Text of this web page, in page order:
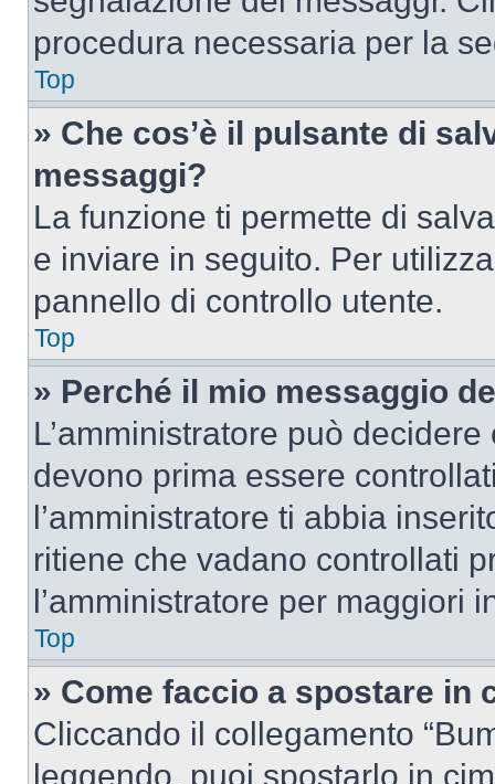
procedura necessaria per la
Top
» Che cos’è il pulsante di
messaggi?
La funzione ti permette di
e inviare in seguito. Per
pannello di controllo utente.
Top
» Perché il mio messaggio
L’amministratore può
devono prima essere
l’amministratore ti abbia
ritiene che vadano controllati
l’amministratore per maggiori
Top
» Come faccio a spostare in
Cliccando il collegamento
leggendo, puoi spostarlo in